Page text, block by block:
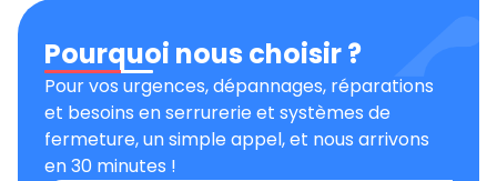
Pourquoi nous choisir ?
Pour vos urgences, dépannages, réparations
et besoins en serrurerie et systèmes de
fermeture, un simple appel, et nous arrivons
en 30 minutes !